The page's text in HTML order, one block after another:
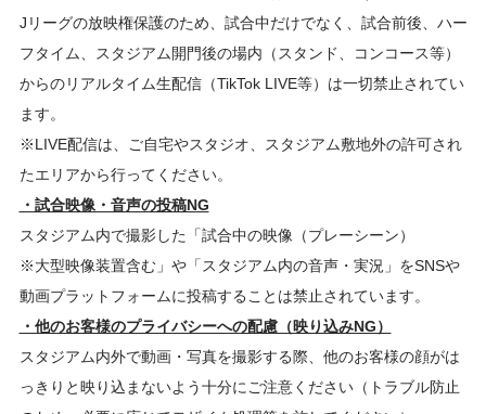
Jリーグの放映権保護のため、試合中だけでなく、試合前後、ハー
フタイム、スタジアム開門後の場内（スタンド、コンコース等）
からのリアルタイム生配信（TikTok LIVE等）は一切禁止されてい
ます。
※LIVE配信は、ご自宅やスタジオ、スタジアム敷地外の許可され
たエリアから行ってください。
・試合映像・音声の投稿NG
スタジアム内で撮影した「試合中の映像（プレーシーン）
※大型映像装置含む」や「スタジアム内の音声・実況」をSNSや
動画プラットフォームに投稿することは禁止されています。
・他のお客様のプライバシーへの配慮（映り込みNG）
スタジアム内外で動画・写真を撮影する際、他のお客様の顔がは
っきりと映り込まないよう十分にご注意ください（トラブル防止